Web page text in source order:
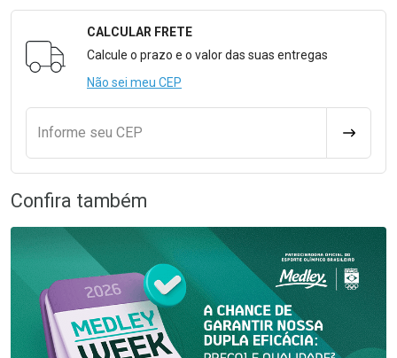
Formulário para Calcular o Frete
CALCULAR FRETE
Calcule o prazo e o valor das suas entregas
Não sei meu CEP
Informe seu CEP
Confira também